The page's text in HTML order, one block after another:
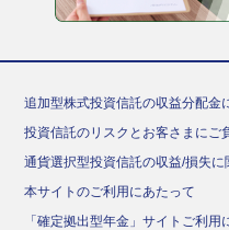
追加型株式投資信託の収益分配金
投資信託のリスクとお客さまにご
通貨選択型投資信託の収益/損失に
本サイトのご利用にあたって
「確定拠出型年金」サイトご利用